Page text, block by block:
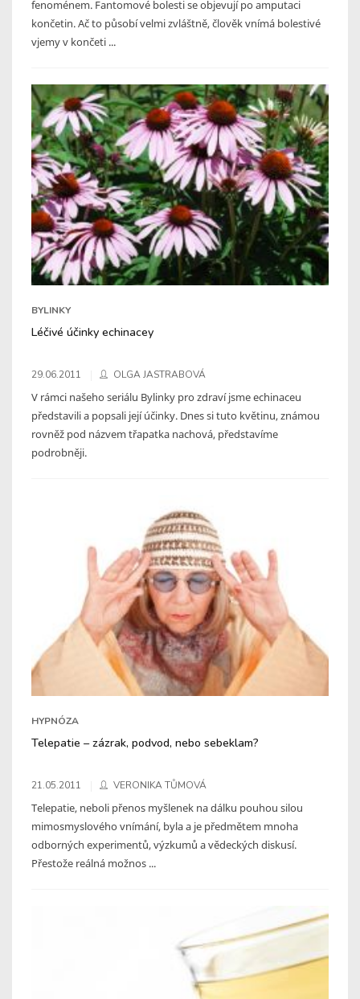
fenoménem. Fantomové bolesti se objevují po amputaci
končetin. Ač to působí velmi zvláštně, člověk vnímá bolestivé
vjemy v končeti ...
BYLINKY
Léčivé účinky echinacey
29.06.2011 OLGA JASTRABOVÁ
V rámci našeho seriálu Bylinky pro zdraví jsme echinaceu
představili a popsali její účinky. Dnes si tuto květinu, známou
rovněž pod názvem třapatka nachová, představíme
podrobněji.
HYPNÓZA
Telepatie – zázrak, podvod, nebo sebeklam?
21.05.2011 VERONIKA TŮMOVÁ
Telepatie, neboli přenos myšlenek na dálku pouhou silou
mimosmyslového vnímání, byla a je předmětem mnoha
odborných experimentů, výzkumů a vědeckých diskusí.
Přestože reálná možnos ...